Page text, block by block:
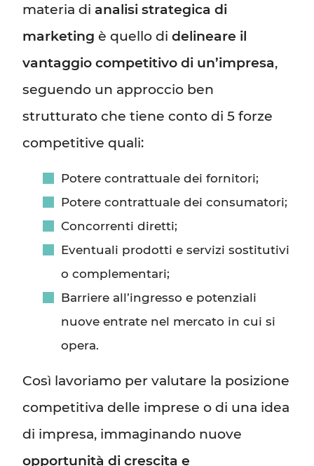
materia di analisi strategica di
marketing è quello didelineare il
vantaggio competitivo di un’impresa,
seguendo un approccio ben
strutturato che tiene conto di 5 forze
competitive quali:
Potere contrattuale dei fornitori;
Potere contrattuale dei consumatori;
Concorrenti diretti;
Eventuali prodotti e servizi sostitutivi
o complementari;
Barriere all’ingresso e potenziali
nuove entrate nel mercato in cui si
opera.
Così lavoriamo per valutare la posizione
competitiva delle imprese o di una idea
di impresa, immaginando nuove
opportunità di crescita e